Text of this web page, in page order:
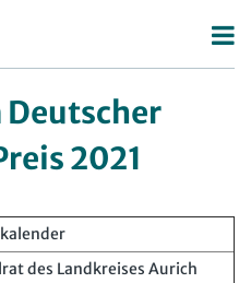
2021
des Landkreises Aurich